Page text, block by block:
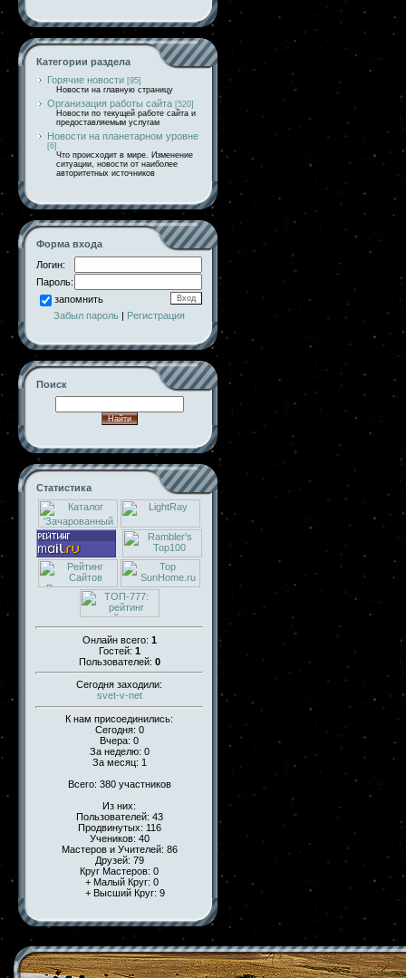
Категории раздела
Горячие новости [95]
Новости на главную страницу
Организация работы сайта [520]
Новости по текущей работе сайта и
предоставляемым услугам
Новости на планетарном уровне
[6]
Что происходит в мире. Изменение
ситуации, новости от наиболее
авторитетных источников
Форма входа
Логин:
Пароль:
запомнить
Забыл пароль | Регистрация
Поиск
Статистика
Онлайн всего: 1
Гостей: 1
Пользователей: 0
Сегодня заходили:
svet-v-net
К нам присоединились:
Сегодня: 0
Вчера: 0
За неделю: 0
За месяц: 1
Всего: 380 участников
Из них:
Пользователей: 43
Продвинутых: 116
Учеников: 40
Мастеров и Учителей: 86
Друзей: 79
Круг Мастеров: 0
+ Малый Круг: 0
+ Высший Круг: 9